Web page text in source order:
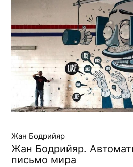
Жан Бодрийяр
Жан Бодрийяр.
письмо мира